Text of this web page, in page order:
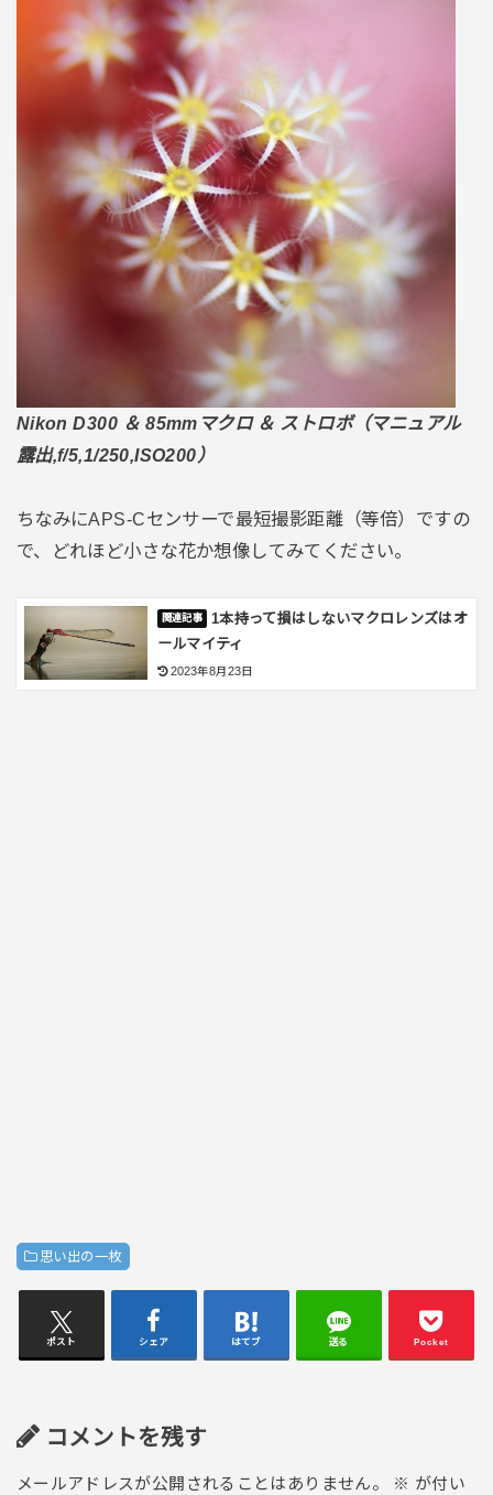
Nikon D300 ＆ 85mmマクロ ＆ ストロボ（マニュアル
露出,f/5,1/250,ISO200）
ちなみにAPS-Cセンサーで最短撮影距離（等倍）ですの
で、どれほど小さな花か想像してみてください。
1本持って損はしないマクロレンズはオ
ールマイティ
2023年8月23日
思い出の一枚
ポスト シェア はてブ 送る Pocket
コメントを残す
メールアドレスが公開されることはありません。 ※ が付い